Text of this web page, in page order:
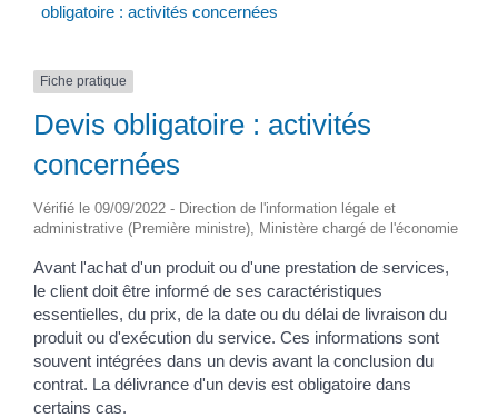
obligatoire : activités concernées
Fiche pratique
Devis obligatoire : activités
concernées
Vérifié le 09/09/2022 - Direction de l'information légale et
administrative (Première ministre), Ministère chargé de l'économie
Avant l'achat d'un produit ou d'une prestation de services,
le client doit être informé de ses caractéristiques
essentielles, du prix, de la date ou du délai de livraison du
produit ou d'exécution du service. Ces informations sont
souvent intégrées dans un devis avant la conclusion du
contrat. La délivrance d'un devis est obligatoire dans
certains cas.